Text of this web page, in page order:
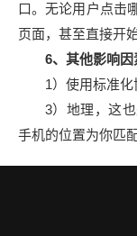
口。无论用户点击
页面，甚至直接开
6、其他影响因
1）使用标准化
3）地理，这
手机的位置为你匹